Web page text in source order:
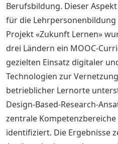
Berufsbildung. Dieser
für die
Projekt «Zukunft Lernen»
drei Ländern ein MOOC-
gezielten Einsatz digitaler
Technologien zur
betrieblicher Lernorte
Design-Based-Research-
zentrale
identifiziert. Die Ergebnisse